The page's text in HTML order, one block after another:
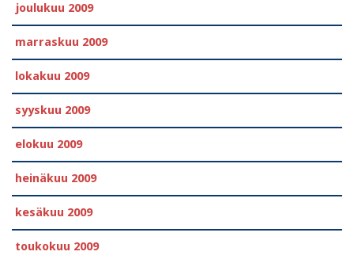
joulukuu 2009
marraskuu 2009
lokakuu 2009
syyskuu 2009
elokuu 2009
heinäkuu 2009
kesäkuu 2009
toukokuu 2009